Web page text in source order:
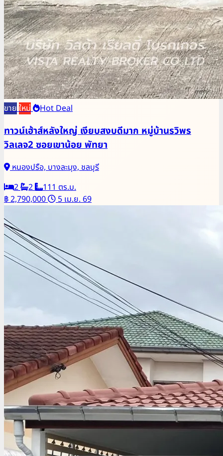
ขายใหม่ Hot Deal
ทาวน์เฮ้าส์หลังใหญ่ เงียบสงบดีมาก หมู่บ้านรวิพร
วิลเลจ2 ซอยเขาน้อย พัทยา
หนองปรือ, บางละมุง, ชลบุรี
2
2
111 ตร.ม.
฿ 2,790,000
5 เม.ย. 69